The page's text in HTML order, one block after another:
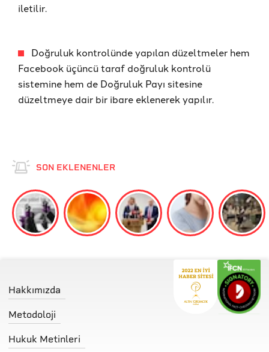
iletilir.
Doğruluk kontrolünde yapılan düzeltmeler hem
Facebook üçüncü taraf doğruluk kontrolü
sistemine hem de Doğruluk Payı sitesine
düzeltmeye dair bir ibare eklenerek yapılır.
SON EKLENENLER
Hakkımızda
Metodoloji
Hukuk Metinleri